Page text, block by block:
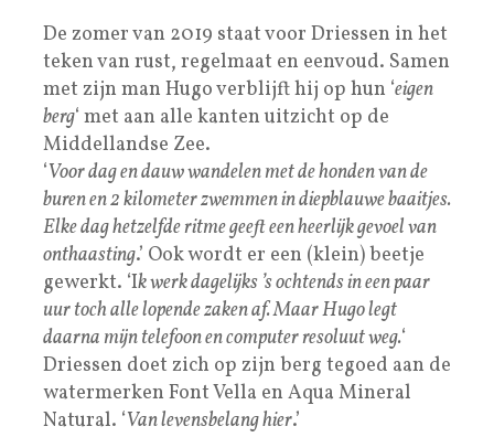
De zomer van 2019 staat voor Driessen in het
teken van rust, regelmaat en eenvoud. Samen
met zijn man Hugo verblijft hij op hun ‘eigen
berg‘ met aan alle kanten uitzicht op de
Middellandse Zee.
‘Voor dag en dauw wandelen met de honden van de
buren en 2 kilometer zwemmen in diepblauwe baaitjes.
Elke dag hetzelfde ritme geeft een heerlijk gevoel van
onthaasting.’ Ook wordt er een (klein) beetje
gewerkt. ‘Ik werk dagelijks ’s ochtends in een paar
uur toch alle lopende zaken af. Maar Hugo legt
daarna mijn telefoon en computer resoluut weg.‘
Driessen doet zich op zijn berg tegoed aan de
watermerken Font Vella en Aqua Mineral
Natural. ‘Van levensbelang hier.’